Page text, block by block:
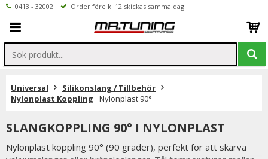
0413 - 32002 Order före kl 12 skickas samma dag
Universal
Silikonslang / Tillbehör
Nylonplast Koppling
Nylonplast 90°
SLANGKOPPLING 90° I NYLONPLAST
Nylonplast koppling 90° (90 grader), perfekt för att skarva